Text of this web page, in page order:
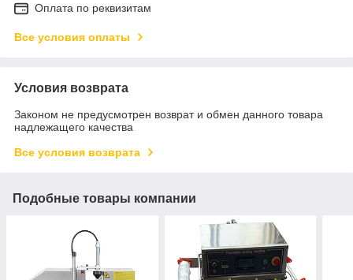
Оплата по реквизитам
Все условия оплаты
Условия возврата
Законом не предусмотрен возврат и обмен данного товара
надлежащего качества
Все условия возврата
Подобные товары компании